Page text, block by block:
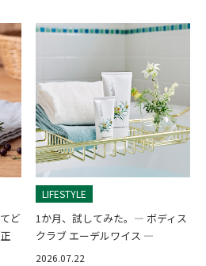
ど
LIFESTYLE
1か月、試してみた。— ボディス
クラブ エーデルワイス —
2026.07.22